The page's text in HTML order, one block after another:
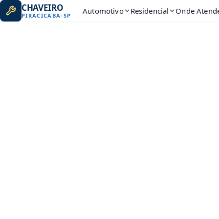
CHAVEIRO
PIRACICABA-SP Automotivo Residencial Onde